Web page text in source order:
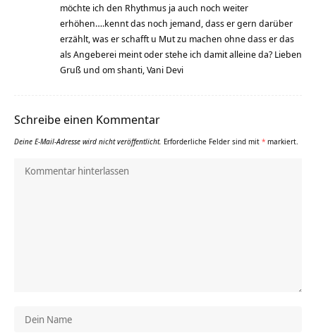
möchte ich den Rhythmus ja auch noch weiter
erhöhen….kennt das noch jemand, dass er gern darüber
erzählt, was er schafft u Mut zu machen ohne dass er das
als Angeberei meint oder stehe ich damit alleine da? Lieben
Gruß und om shanti, Vani Devi
Schreibe einen Kommentar
Deine E-Mail-Adresse wird nicht veröffentlicht. Erforderliche Felder sind mit * markiert.